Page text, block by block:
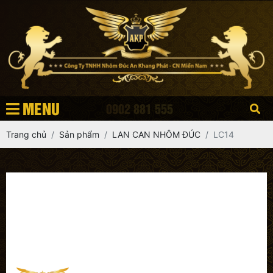
MENU 0902 881 555
Trang chủ Sản phẩm LAN CAN NHÔM ĐÚC LC14